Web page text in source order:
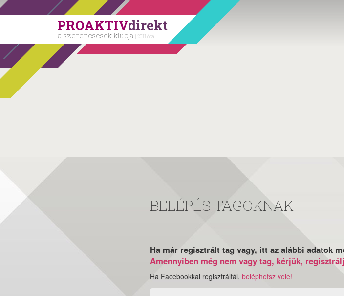
PROAKTIVdirekt
a szerencsések klubja | 2011 óta
BELÉPÉS TAGOKNAK
Ha már regisztrált tag vagy, itt az alábbi adatok
Amennyiben még nem vagy tag, kérjük,
Ha Facebookkal regisztráltál, beléphetsz vele!